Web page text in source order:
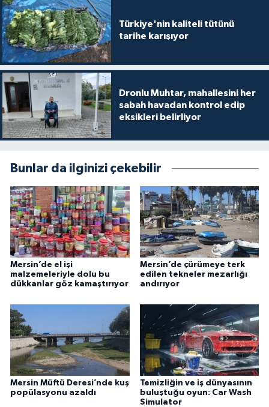
Türkiye'nin kaliteli tütünü
tarihe karışıyor
Dronlu Muhtar, mahallesini her
sabah havadan kontrol edip
eksikleri belirliyor
Bunlar da ilginizi çekebilir
Mersin’de el işi
malzemeleriyle dolu bu
dükkanlar göz kamaştırıyor
Mersin’de çürümeye terk
edilen tekneler mezarlığı
andırıyor
Mersin Müftü Deresi’nde kuş
popülasyonu azaldı
Temizliğin ve iş dünyasının
buluştuğu oyun: Car Wash
Simulator